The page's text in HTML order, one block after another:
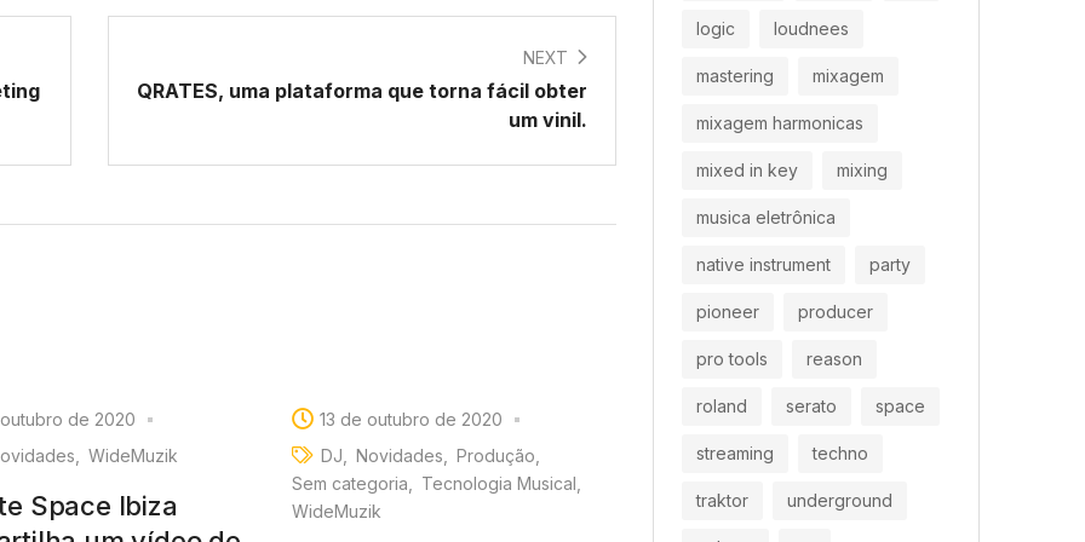
logic loudnees
mastering mixagem
mixagem harmonicas
mixed in key mixing
musica eletrônica
native instrument party
pioneer producer
pro tools reason
roland serato space
streaming techno
traktor underground
NEXT
QRATES, uma plataforma que torna fácil obter
um vinil.
de 2020
WideMuzik
Space Ibiza
13 de outubro de 2020
DJ
Novidades
Produção
Sem categoria
Tecnologia Musical
WideMuzik